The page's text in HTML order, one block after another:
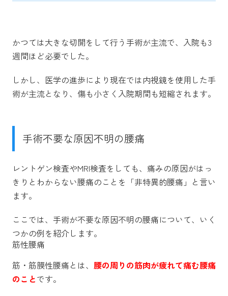
かつては大きな切開をして行う手術が主流で、入院も3
週間ほど必要でした。
しかし、医学の進歩により現在では内視鏡を使用した手
術が主流となり、傷も小さく入院期間も短縮されます。
手術不要な原因不明の腰痛
レントゲン検査やMRI検査をしても、痛みの原因がはっ
きりとわからない腰痛のことを「非特異的腰痛」と言い
ます。
ここでは、手術が不要な原因不明の腰痛について、いく
つかの例を紹介します。
筋性腰痛
筋・筋膜性腰痛とは、 腰の周りの筋肉が疲れて痛む腰痛
のことです。